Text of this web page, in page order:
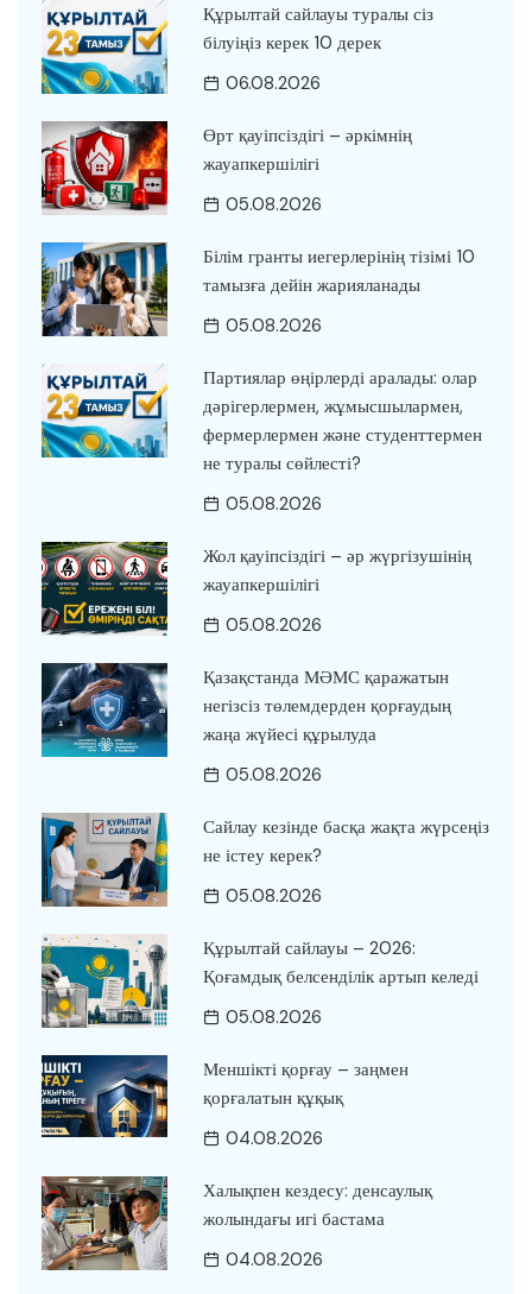
Құрылтай сайлауы туралы сіз
білуіңіз керек 10 дерек
06.08.2026
Өрт қауіпсіздігі – әркімнің
жауапкершілігі
05.08.2026
Білім гранты иегерлерінің тізімі 10
тамызға дейін жарияланады
05.08.2026
Партиялар өңірлерді аралады: олар
дәрігерлермен, жұмысшылармен,
фермерлермен және студенттермен
не туралы сөйлесті?
05.08.2026
Жол қауіпсіздігі – әр жүргізушінің
жауапкершілігі
05.08.2026
Қазақстанда МӘМС қаражатын
негізсіз төлемдерден қорғаудың
жаңа жүйесі құрылуда
05.08.2026
Сайлау кезінде басқа жақта жүрсеңіз
не істеу керек?
05.08.2026
Құрылтай сайлауы – 2026:
Қоғамдық белсенділік артып келеді
05.08.2026
Меншікті қорғау – заңмен
қорғалатын құқық
04.08.2026
Халықпен кездесу: денсаулық
жолындағы игі бастама
04.08.2026